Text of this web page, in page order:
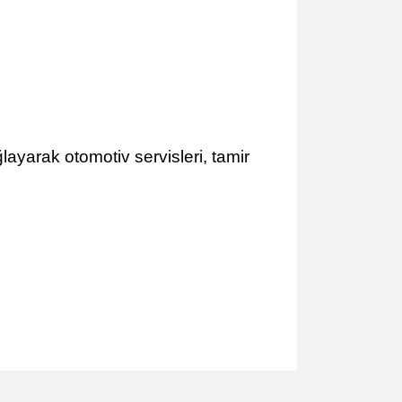
otomotiv servisleri, tamir